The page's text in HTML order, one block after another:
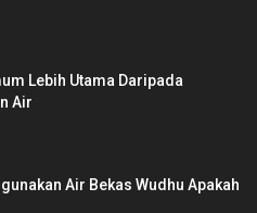
Lebih Utama Daripada
Air
Air Bekas Wudhu Apakah